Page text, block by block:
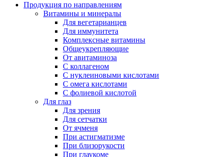
Продукция по направлениям
Витамины и минералы
Для вегетарианцев
Для иммунитета
Комплексные витамины
Общеукрепляющие
От авитаминоза
С коллагеном
С нуклеиновыми кислотами
С омега кислотами
С фолиевой кислотой
Для глаз
Для зрения
Для сетчатки
От ячменя
При астигматизме
При близорукости
При глаукоме